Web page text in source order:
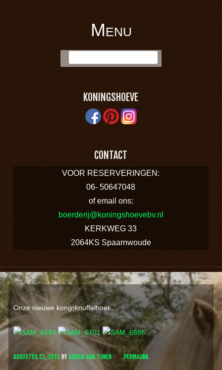
BOERDERIJ
KONINGSHOEVE
Menu
KONINGSHOEVE
CONTACT
VOOR RESERVERINGEN:
06- 50647048
of email ons:
boerderij@koningshoevebv.nl
KERKWEG 33
2064KS Spaarnwoude
Onze nieuwe konijnknuffelhoek…
AUGUSTUS 22, 2015 BY SASKIA VAN TUNEN PERMALINK